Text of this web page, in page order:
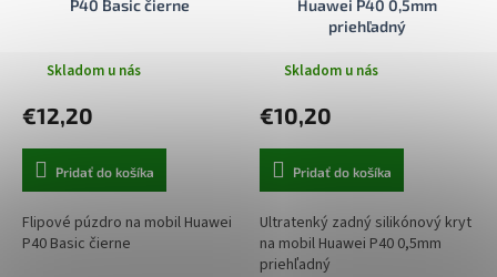
P40 Basic čierne
Skladom u nás
€12,20
Pridať do košíka
Flipové púzdro na mobil Huawei
P40 Basic čierne
Huawei P40 0,5mm
priehľadný
Skladom u nás
€10,20
Pridať do košíka
Ultratenký zadný silikónový kryt
na mobil Huawei P40 0,5mm
priehľadný